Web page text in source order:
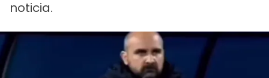
noticia.